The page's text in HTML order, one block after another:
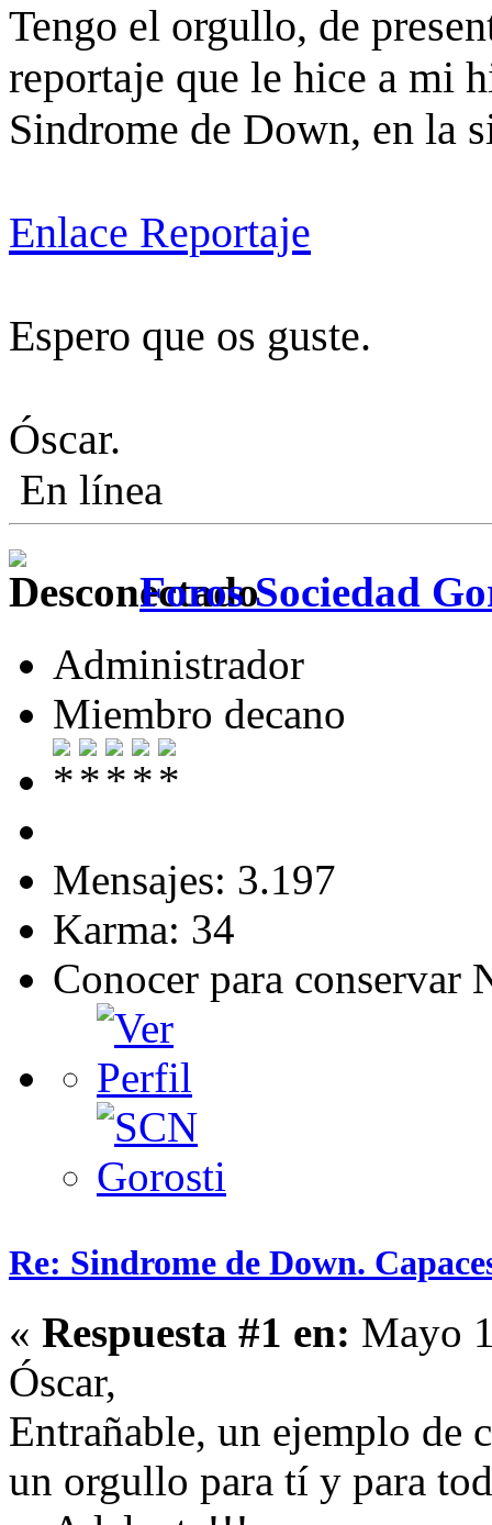
Tengo el orgullo, de
reportaje que le hice a mi
Sindrome de Down, en la
Enlace Reportaje
Espero que os guste.
Óscar.
En línea
Foros Sociedad
Administrador
Miembro decano
Mensajes: 3.197
Karma: 34
Conocer para conservar
Re: Sindrome de Down.
« Respuesta #1 en: Mayo
Óscar,
Entrañable, un ejemplo de
un orgullo para tí y para